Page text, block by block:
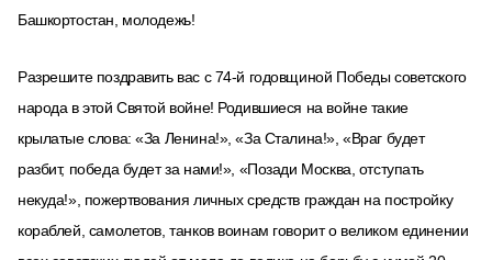
Башкортостан, молодежь!
Разрешите поздравить вас с 74-й годовщиной Победы советского
народа в этой Святой войне! Родившиеся на войне такие
крылатые слова: «За Ленина!», «За Сталина!», «Враг будет
разбит, победа будет за нами!», «Позади Москва, отступать
некуда!», пожертвования личных средств граждан на постройку
кораблей, самолетов, танков воинам говорит​ о великом единении